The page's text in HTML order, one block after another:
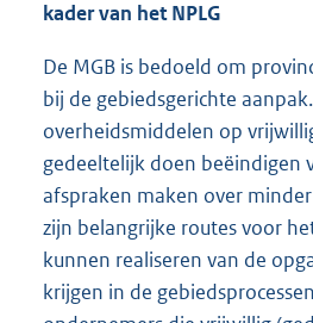
kader van het NPLG
De MGB is bedoeld om
bij de gebiedsgerichte
overheidsmiddelen op
gedeeltelijk doen beëindigen
afspraken maken over
zijn belangrijke routes voor
kunnen realiseren van de
krijgen in de